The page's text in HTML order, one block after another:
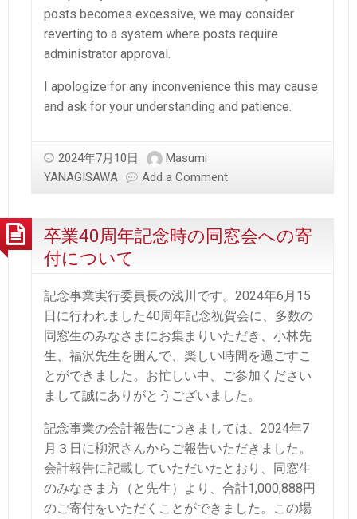
posts becomes excessive, we may consider
reverting to a system where posts require
administrator approval.
I apologize for any inconvenience this may cause
and ask for your understanding and patience.
2024年7月10日
Masumi
YANAGISAWA
Add a Comment
卒業40周年記念時の同窓会への寄
付について
記念事業実行委員長の浅川です。2024年6月15
日に行われました40周年記念祝賀会に、多数の
同窓生のみなさまにお集まりいただき、小林先
生、福沢先生を囲んで、楽しい時間を過ごすこ
とができました。お忙しい中、ご参加ください
まして誠にありがとうございました。
記念事業の会計報告につきましては、2024年7
月３日に柳沢さんからご報告いただきました。
会計報告に記載していただいたとおり、同窓生
のみなさま方（と先生）より、合計1,000,888円
のご寄付をいただくことができました。この場